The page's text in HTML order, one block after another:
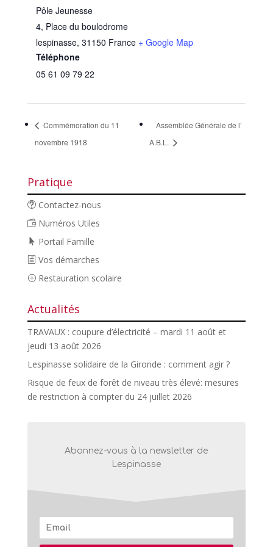
Pôle Jeunesse
4, Place du boulodrome
lespinasse, 31150 France + Google Map
Téléphone
05 61 09 79 22
Commémoration du 11
novembre 1918
Assemblée Générale de l’
A.B.L.
Pratique
Contactez-nous
Numéros Utiles
Portail Famille
Vos démarches
Restauration scolaire
Actualités
TRAVAUX : coupure d’électricité – mardi 11 août et
jeudi 13 août 2026
Lespinasse solidaire de la Gironde : comment agir ?
Risque de feux de forêt de niveau très élevé: mesures
de restriction à compter du 24 juillet 2026
Abonnez-vous à la newsletter de
Lespinasse